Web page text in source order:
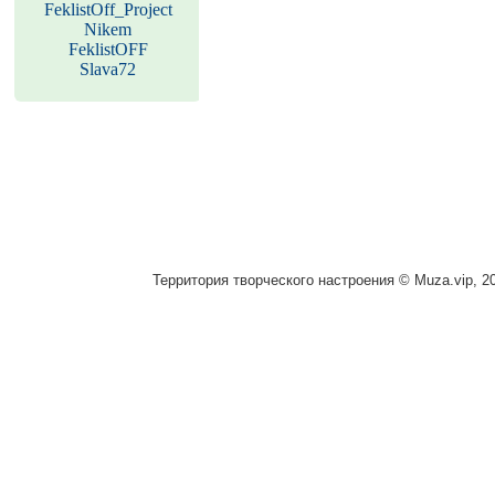
FeklistOff_Project
Nikem
FeklistOFF
Slava72
Территория творческого настроения © Muza.vip,